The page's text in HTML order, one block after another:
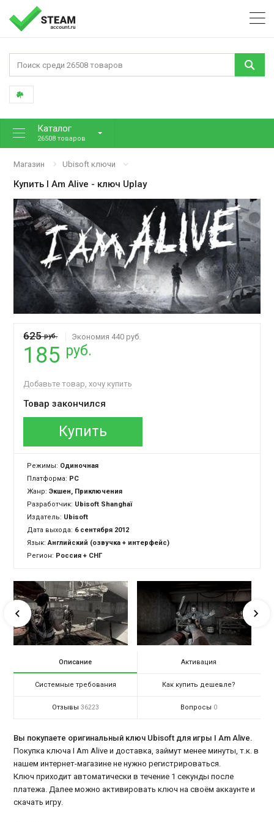
Каталог
26508 товаров
Магазин Ubisoft ключи
Купить I Am Alive - ключ Uplay
625руб. Экономия 440 руб.
185 руб.
Добавьте товар, хочу купить
Товар закончился
Купить
Режимы: Одиночная
Платформа: PC
Жанр:Экшен, Приключения
Разработчик: Ubisoft Shanghaï
Издатель: Ubisoft
Дата выхода: 6 сентября 2012
Язык:Английский (озвучка + интерфейс)
Регион: Россия + СНГ
Описание Активация
Системные требования Как купить дешевле?
Отзывы 36223 Вопросы 0
Вы покупаете оригинальный ключ Ubisoft для игры I Am Alive.
Покупка ключа I Am Alive и доставка, займут менее минуты, т.к. в
нашем интернет-магазине не нужно регистрироваться.
Ключ приходит автоматически в течение 1 секунды после
платежа. Далее можно активировать ключ на своём аккаунте и
скачать игру.